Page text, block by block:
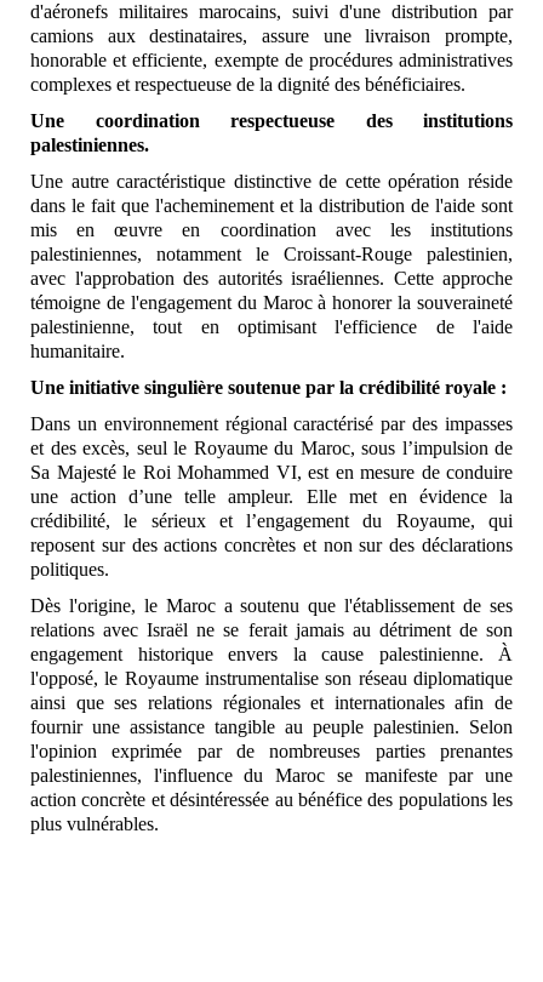
d'aéronefs militaires marocains, suivi d'une distribution par
camions aux destinataires, assure une livraison prompte,
honorable et efficiente, exempte de procédures administratives
complexes et respectueuse de la dignité des bénéficiaires.
Une coordination respectueuse des institutions
palestiniennes.
Une autre caractéristique distinctive de cette opération réside
dans le fait que l'acheminement et la distribution de l'aide sont
mis en œuvre en coordination avec les institutions
palestiniennes, notamment le Croissant-Rouge palestinien,
avec l'approbation des autorités israéliennes. Cette approche
témoigne de l'engagement du Maroc à honorer la souveraineté
palestinienne, tout en optimisant l'efficience de l'aide
humanitaire.
Une initiative singulière soutenue par la crédibilité royale :
Dans un environnement régional caractérisé par des impasses
et des excès, seul le Royaume du Maroc, sous l’impulsion de
Sa Majesté le Roi Mohammed VI, est en mesure de conduire
une action d’une telle ampleur. Elle met en évidence la
crédibilité, le sérieux et l’engagement du Royaume, qui
reposent sur des actions concrètes et non sur des déclarations
politiques.
Dès l'origine, le Maroc a soutenu que l'établissement de ses
relations avec Israël ne se ferait jamais au détriment de son
engagement historique envers la cause palestinienne. À
l'opposé, le Royaume instrumentalise son réseau diplomatique
ainsi que ses relations régionales et internationales afin de
fournir une assistance tangible au peuple palestinien. Selon
l'opinion exprimée par de nombreuses parties prenantes
palestiniennes, l'influence du Maroc se manifeste par une
action concrète et désintéressée au bénéfice des populations les
plus vulnérables.